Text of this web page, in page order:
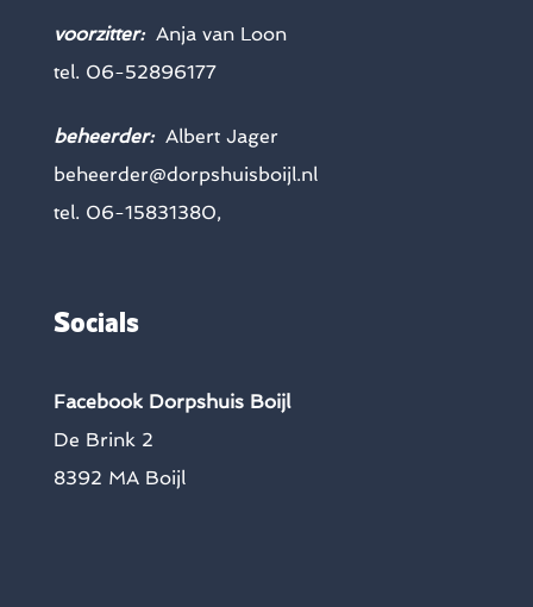
voorzitter: Anja van Loon
tel. 06-52896177
beheerder: Albert Jager
beheerder@dorpshuisboijl.nl
tel. 06-15831380,
Socials
Facebook Dorpshuis Boijl
De Brink 2
8392 MA Boijl